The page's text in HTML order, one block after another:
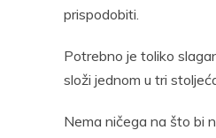
prispodobiti.
Potrebno je toliko
složi jednom u tri
Nema ničega na što bi